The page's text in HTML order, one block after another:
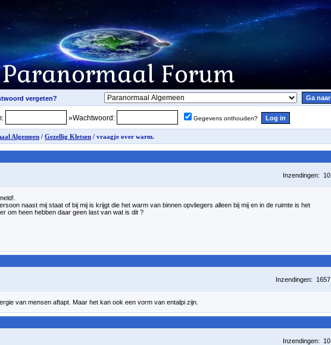
»Wachtwoord: Gegevens onthouden?
Algemeen / Gezellig Kletsen / vraagje over warm.
Inzendingen: 10
naast mij staat of bij mij is krijgt die het warm van binnen opvliegers alleen bij mij en in de ruimte is het
om heen hebben daar geen last van wat is dit ?
Inzendingen: 1657
van mensen aftapt. Maar het kan ook een vorm van entalpi zijn.
Inzendingen: 10